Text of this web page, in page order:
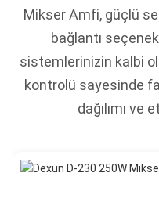
Mikser Amfi, güçlü
bağlantı
sistemlerinizin kalbi
kontrolü sayesinde
dağılımı ve